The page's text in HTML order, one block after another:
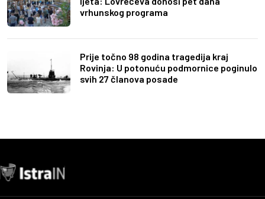
vrhunskog programa
Prije točno 98 godina tragedija kraj
Rovinja: U potonuću podmornice poginulo
svih 27 članova posade